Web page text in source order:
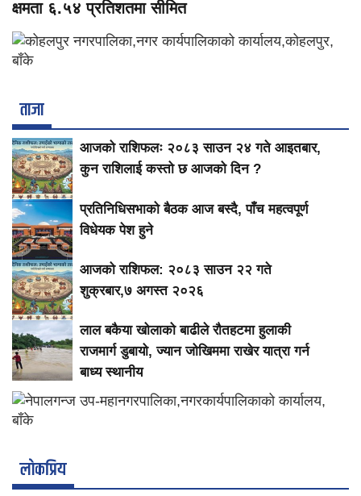
क्षमता ६.५४ प्रतिशतमा सीमित
ताजा
आजको राशिफलः २०८३ साउन २४ गते आइतबार,
कुन राशिलाई कस्तो छ आजको दिन ?
प्रतिनिधिसभाको बैठक आज बस्दै, पाँच महत्वपूर्ण
विधेयक पेश हुने
आजको राशिफल: २०८३ साउन २२ गते
शुक्रबार,७ अगस्त २०२६
लाल बकैया खोलाको बाढीले रौतहटमा हुलाकी
राजमार्ग डुबायो, ज्यान जोखिममा राखेर यात्रा गर्न
बाध्य स्थानीय
लाेकप्रिय